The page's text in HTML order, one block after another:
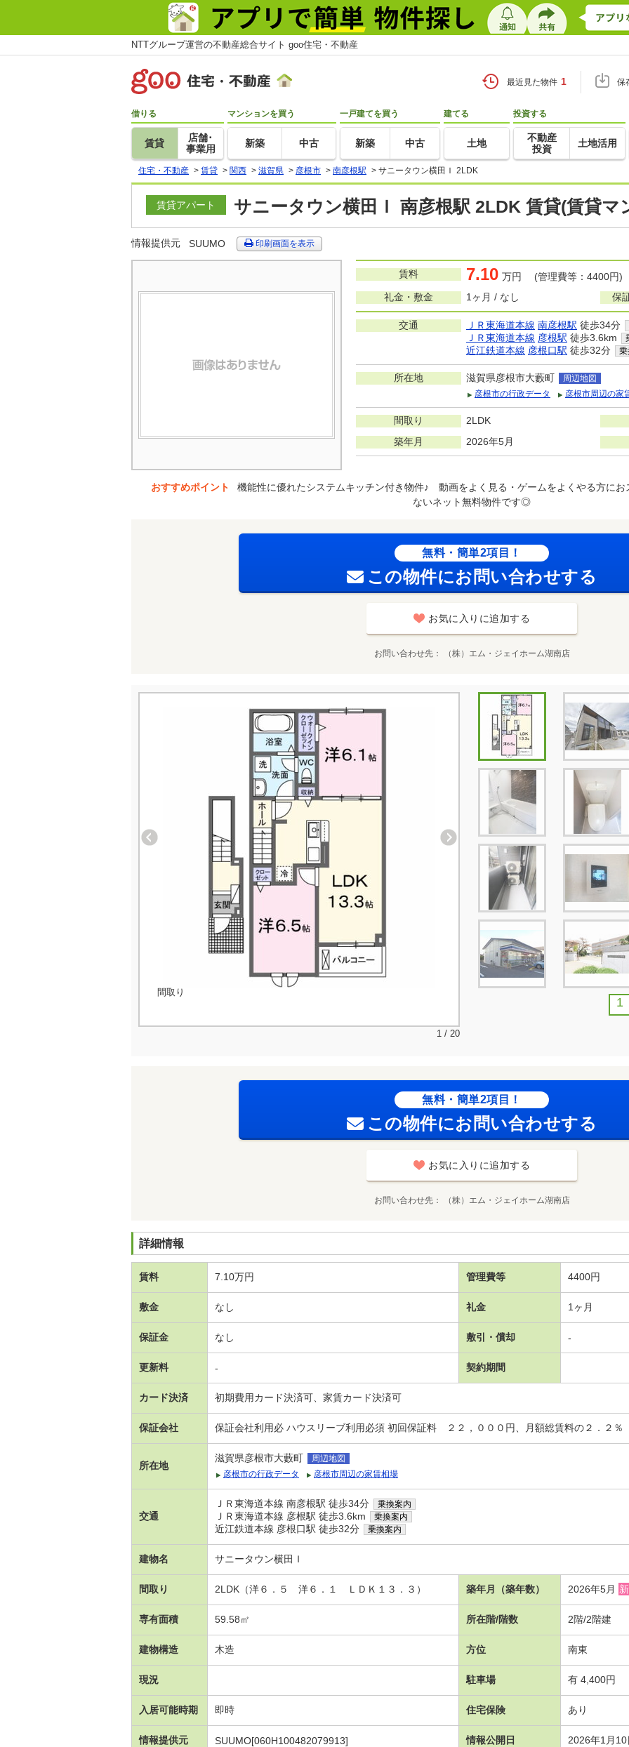
NTTグループ運営の不動産総合サイト goo住宅・不動産
最近見た物件 1 保
借りる
賃貸
店舗･
事業用
マンションを買う
新築 中古
一戸建てを買う
新築 中古
建てる
土地
投資する
不動産
投資
土地活用
住宅・不動産 > 賃貸 > 関西 > 滋賀県 > 彦根市 > 南彦根駅 > サニータウン横田Ｉ 2LDK
賃貸アパート サニータウン横田Ｉ 南彦根駅 2LDK 賃貸(賃貸マ
情報提供元 SUUMO 印刷画面を表示
賃料 7.10 万円 (管理費等：4400円)
礼金・敷金
1ヶ月 / なし 保
交通 ＪＲ東海道本線 南彦根駅 徒歩34分
ＪＲ東海道本線 彦根駅 徒歩3.6km
近江鉄道本線 彦根口駅 徒歩32分 乗
所在地 滋賀県彦根市大藪町
周辺地図
彦根市の行政データ
彦根市周辺の家
間取り 2LDK
築年月 2026年5月
おすすめポイント
機能性に優れたシステムキッチン付き物件♪ 動画をよく見る・ゲームをよくやる方にお
ないネット無料物件です◎
無料・簡単2項目！
この物件にお問い合わせする
お気に入りに追加する
お問い合わせ先 （株）エム・ジェイホーム湖南店
間取り
1 / 20
1
無料・簡単2項目！
この物件にお問い合わせする
お気に入りに追加する
お問い合わせ先 （株）エム・ジェイホーム湖南店
詳細情報
賃料 7.10万円 管理費等 4400円
敷金 なし 礼金 1ヶ月
保証金 なし 敷引・償却 -
更新料 - 契約期間
カード決済 初期費用カード決済可、家賃カード決済可
保証会社 保証会社利用必 ハウスリーブ利用必須 初回保証料 ２２，０００円、月額総賃料の２．２％
所在地
滋賀県彦根市大藪町
周辺地図
彦根市の行政データ
彦根市周辺の家賃相場
交通
ＪＲ東海道本線 南彦根駅 徒歩34分 乗換案内
ＪＲ東海道本線 彦根駅 徒歩3.6km 乗換案内
近江鉄道本線 彦根口駅 徒歩32分 乗換案内
建物名 サニータウン横田Ｉ
間取り 2LDK（洋６．５ 洋６．１ ＬＤＫ１３．３） 築年月（築年数） 2026年5月
専有面積 59.58㎡ 所在階/階数 2階/2階建
建物構造 木造 方位 南東
現況 駐車場 有 4,400円
入居可能時期 即時 住宅保険 あり
情報提供元 SUUMO[060H100482079913] 情報公開日 2026年1月10